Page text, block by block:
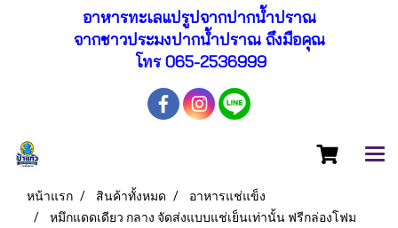
อาหารทะเลแปรูปจากปากน้ำปราณ
จากชาวประมงปากน้ำปราณ ถึงมือคุณ
โทร 065-2536999
หน้าแรก สินค้าทั้งหมด
อาหารแช่แข็ง
หมึกแดดเดียว กลาง จัดส่งแบบแช่เย็นเท่านั้น ฟรีกล่องโฟม